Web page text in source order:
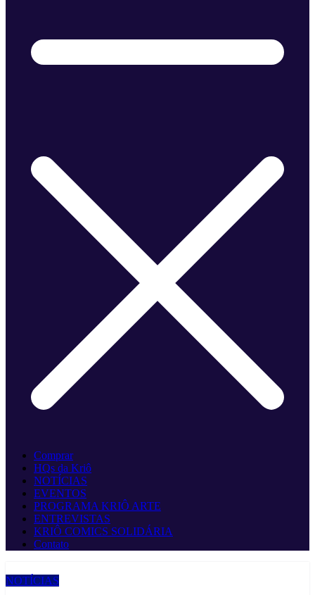
Comprar
HQs da Kriô
NOTÍCIAS
EVENTOS
PROGRAMA KRIÔ ARTE
ENTREVISTAS
KRIÔ COMICS SOLIDÁRIA
Contato
NOTÍCIAS